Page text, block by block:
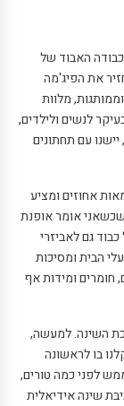
האבוד של
את הפיג'מה
מלוות
לנשים ולילדים,
עם תחתונים
אחוזים ומציע
שכשאני אומר אופנת
גם לאביזרי
הבית ומסיכות
חומרים ומידות אף
השינה. למעשה,
בו לראשונה
לפני כמה טורים,
שינה אידיאלית